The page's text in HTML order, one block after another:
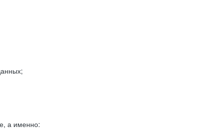
а именно: